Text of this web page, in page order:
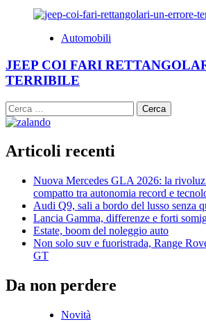
Automobili
JEEP COI FARI
TERRIBILE
Ricerca
per:
Articoli recenti
Nuova Mercedes GLA 2026: la
compatto tra autonomia record e
Audi Q9, sali a bordo del lusso senza
Lancia Gamma, differenze e forti
Estate, boom del noleggio auto
Non solo suv e fuoristrada, Range
GT
Da non perdere
Novità